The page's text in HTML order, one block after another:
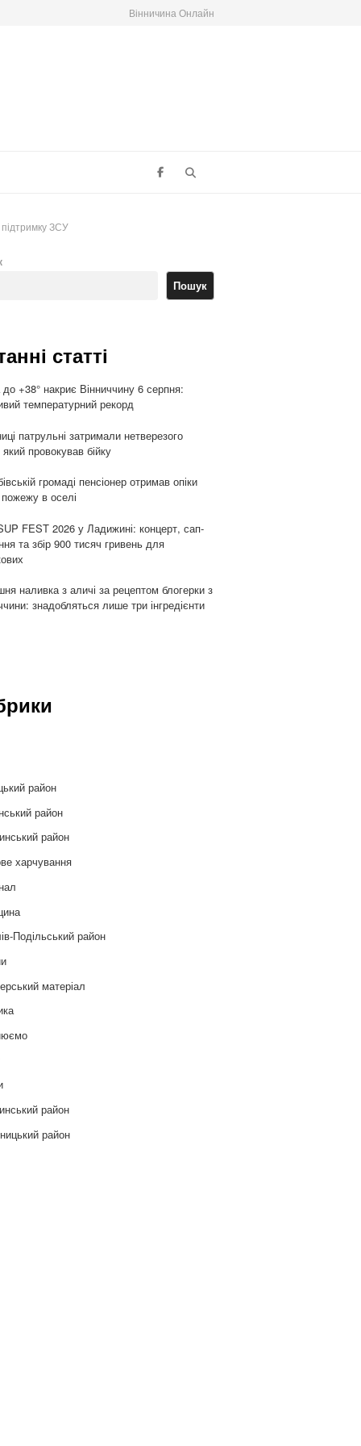
Вінничина Онлайн
ЗСУ
Пошук
статті
+38° накриє Вінниччину 6 серпня:
температурний рекорд
патрульні затримали нетверезого
який провокував бійку
громаді пенсіонер отримав опіки
в оселі
FEST 2026 у Ладижині: концерт, сап-
та збір 900 тисяч гривень для
наливка з аличі за рецептом блогерки з
знадобляться лише три інгредієнти
район
район
район
харчування
Подільський район
матеріал
район
район